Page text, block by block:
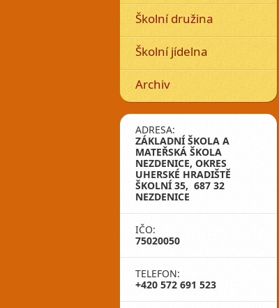
Školní družina
Školní jídelna
Archiv
ADRESA:
ZÁKLADNÍ ŠKOLA A
MATEŘSKÁ ŠKOLA
NEZDENICE, OKRES
UHERSKÉ HRADIŠTĚ
ŠKOLNÍ 35, 687 32
NEZDENICE
IČO:
75020050
TELEFON:
+420 572 691 523